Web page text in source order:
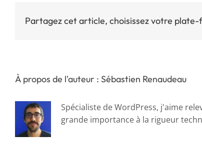
Partagez cet article, choisissez votre
À propos de l'auteur : Sébastien Renaudeau
Spécialiste de WordPress, j'aime
grande importance à la rigueur